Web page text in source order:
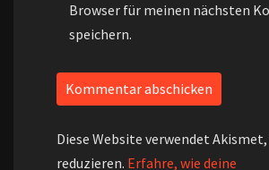
Browser für meinen nächsten
speichern.
Diese Website verwendet
reduzieren. Erfahre, wie deine